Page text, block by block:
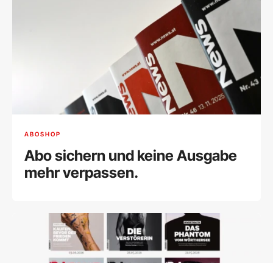
ABOSHOP
Abo sichern und keine Ausgabe
mehr verpassen.